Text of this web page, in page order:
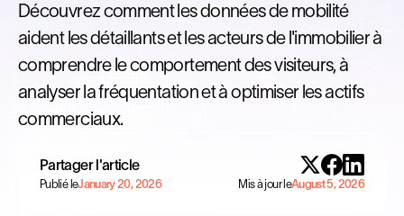
Découvrez comment les données de mobilité
aident les détaillants et les acteurs de l'immobilier à
comprendre le comportement des visiteurs, à
analyser la fréquentation et à optimiser les actifs
commerciaux.
Partager l'article
Publié leJanuary 20, 2026 Mis à jour leAugust 5, 2026